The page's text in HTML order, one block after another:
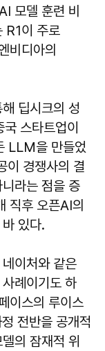
모델 훈련 비
R1이 주로
비디아의
딥시크의 성
스타트업이
LLM을 만들었
이 경쟁사의 결
라는 점을 증
직후 오픈AI의
있다.
이처와 같은
례이기도 하
이스의 루이스
전반을 공개적
의 잠재적 위